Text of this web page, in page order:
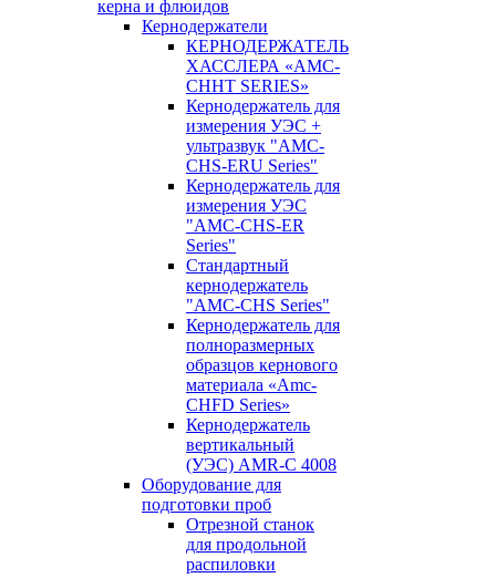
керна и флюидов
Кернодержатели
КЕРНОДЕРЖАТЕЛЬ
ХАССЛЕРА «AMC-
CHHT SERIES»
Кернодержатель для
измерения УЭС +
ультразвук "AMC-
CHS-ERU Series"
Кернодержатель для
измерения УЭС
"AMC-CHS-ER
Series"
Стандартный
кернодержатель
"AMC-CHS Series"
Кернодержатель для
полноразмерных
образцов кернового
материала «Amc-
CHFD Series»
Кернодержатель
вертикальный
(УЭС) AMR-C 4008
Оборудование для
подготовки проб
Отрезной станок
для продольной
распиловки